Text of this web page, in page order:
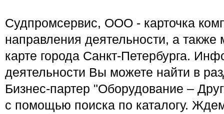
Судпромсервис, ООО - карточка
направления деятельности, а
карте города Санкт-Петербурга.
деятельности Вы можете найти в
Бизнес-партер "Оборудование –
с помощью поиска по каталогу.